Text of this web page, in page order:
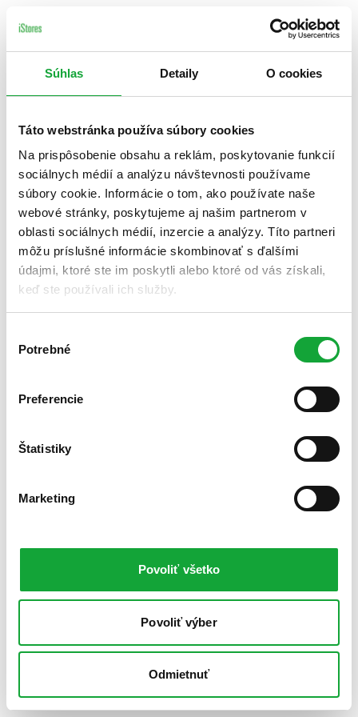
Súhlas Detaily O cookies
Táto webstránka používa súbory cookies
Na prispôsobenie obsahu a reklám, poskytovanie funkcií
sociálnych médií a analýzu návštevnosti používame
súbory cookie. Informácie o tom, ako používate naše
webové stránky, poskytujeme aj našim partnerom v
oblasti sociálnych médií, inzercie a analýzy. Títo partneri
môžu príslušné informácie skombinovať s ďalšími
údajmi, ktoré ste im poskytli alebo ktoré od vás získali,
keď ste používali ich služby.
súhlasu
Potrebné
Preferencie
Štatistiky
Marketing
Povoliť všetko
Povoliť výber
Odmietnuť